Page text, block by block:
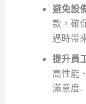
避免設
款，確
過時帶
提升員
高性能
滿意度.